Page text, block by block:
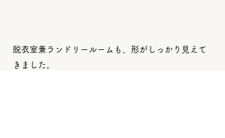
脱衣室兼ランドリールームも、形がしっかり見えて
きました。